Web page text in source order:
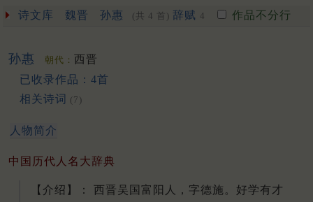
诗文库 魏晋 孙惠 (共 4 首) 辞赋 4 作品不分行
孙惠 朝代： 西晋
已收录作品：4首
相关诗词 (7)
人物简介
中国历代人名大辞典
【介绍】： 西晋吴国富阳人，字德施。好学有才